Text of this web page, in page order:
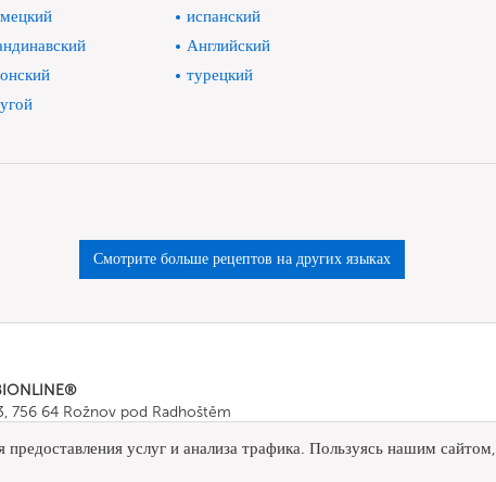
испанский
Английский
турецкий
Смотрите больше рецептов на других языках
756 64 Rožnov pod Radhoštěm
услуг и анализа трафика. Пользуясь нашим сайтом,